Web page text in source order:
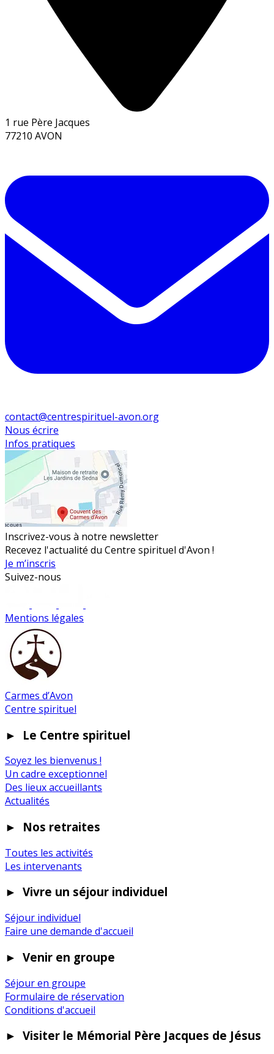
1 rue Père Jacques
77210 AVON
contact@centrespirituel-avon.org
Nous écrire
Infos pratiques
Inscrivez-vous à notre newsletter
Recevez l'actualité du Centre spirituel d'Avon !
Je m’inscris
Suivez-nous
Mentions légales
Carmes d’Avon
Centre spirituel
► Le Centre spirituel
Soyez les bienvenus !
Un cadre exceptionnel
Des lieux accueillants
Actualités
► Nos retraites
Toutes les activités
Les intervenants
► Vivre un séjour individuel
Séjour individuel
Faire une demande d'accueil
► Venir en groupe
Séjour en groupe
Formulaire de réservation
Conditions d'accueil
► Visiter le Mémorial Père Jacques de Jésus